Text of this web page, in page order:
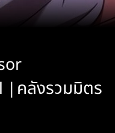
|คลังรวมมิตร